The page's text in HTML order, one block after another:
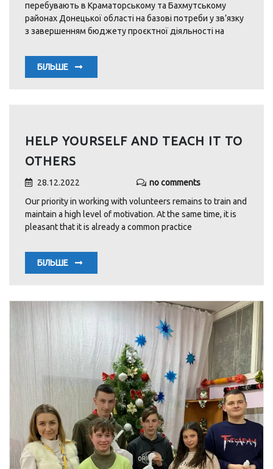
перебувають в Краматорському та Бахмутському
районах Донецької області на базові потреби у зв’язку
з завершенням бюджету проєктної діяльності на
БІЛЬШЕ
HELP YOURSELF AND TEACH IT TO
OTHERS
28.12.2022
no comments
Our priority in working with volunteers remains to train and
maintain a high level of motivation. At the same time, it is
pleasant that it is already a common practice
БІЛЬШЕ